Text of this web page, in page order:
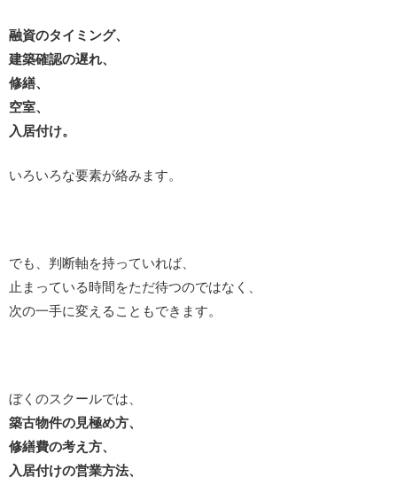
融資のタイミング、
建築確認の遅れ、
修繕、
空室、
入居付け。
いろいろな要素が絡みます。
でも、判断軸を持っていれば、
止まっている時間をただ待つのではなく、
次の一手に変えることもできます。
ぼくのスクールでは、
築古物件の見極め方、
修繕費の考え方、
入居付けの営業方法、